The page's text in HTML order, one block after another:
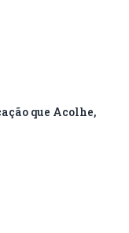
que Acolhe,